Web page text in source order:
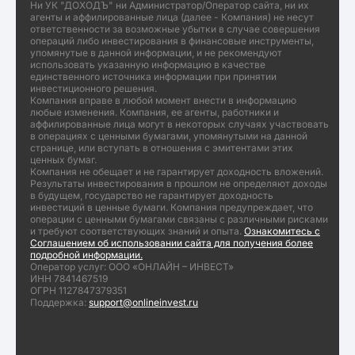
Ни УК "ДОХОДЪ" ни Администратор/Оператор сайта, ни их
агенты и аффилированные лица (далее - Компания) не несут
ответственности за возможные убытки в случае совершения
операций либо инвестирования в финансовые инструменты,
упомянутые в данной информации, и не рекомендуют
использовать указанную информацию в качестве
единственного источника информации при принятии
инвестиционного решения.
Компания вправе в любой момент внести в информацию
любые изменения. Компания, ее агенты, работники и
аффилированные лица могут в некоторых случаях участвовать
в операциях с ценными бумагами, упомянутыми на данной
странице, или вступать в отношения с эмитентами этих
ценных бумаг.
Компания не обещает и не гарантирует доходность вложений.
Результаты инвестирования в прошлом не определяют доходы
в будущем, государство не гарантирует доходность
инвестиций в ценные бумаги. Компания предупреждает, что
операции с ценными бумагами связаны с различными рисками
и требуют соответствующих знаний и опыта. Ознакомитесь с
Соглашением об использовании сайта для получения более
подробной информации.
Оператор услуг: ООО «ОНЛАЙН – ИНВЕСТ»
ИНН 7841467519
ОГРН 1127847379351
Поддержка: support@onlineinvest.ru